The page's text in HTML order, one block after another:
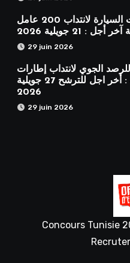
مناظرة شركة تونس الطرقات السيارة لانتداب 200 عامل
جويلية 2026
29 juin 2026
الجوي لانتداب إطارات
وأعوان في اختصاصات مختلفة : أخر اجل للترشح 27 جويلية
2026
29 juin 2026
Concours Tunisie